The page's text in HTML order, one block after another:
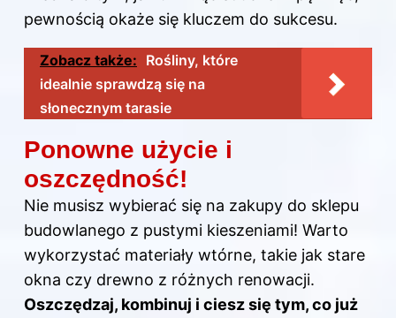
pewnością okaże się kluczem do sukcesu.
Zobacz także: Rośliny, które
idealnie sprawdzą się na
słonecznym tarasie
Ponowne użycie i
oszczędność!
Nie musisz wybierać się na zakupy do sklepu
budowlanego z pustymi kieszeniami! Warto
wykorzystać materiały wtórne, takie jak stare
okna czy drewno z różnych renowacji.
Oszczędzaj, kombinuj i ciesz się tym, co już